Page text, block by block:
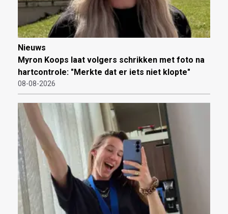
Nieuws
Myron Koops laat volgers schrikken met foto na
hartcontrole: "Merkte dat er iets niet klopte"
08-08-2026